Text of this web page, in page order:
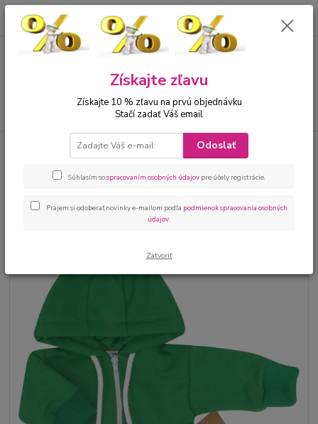
00421 905 612848 za0 €
Kojenecké kombinézy
Kojenecký overal - kombinéza
Kojenecký overal - kombinéza
zelená
Získajte zľavu
Získajte 10 % zľavu na prvú objednávku
Stačí zadať Váš email
Odoslať
Súhlasím sospracovaním osobných údajov pre účely registrácie.
Prajem si odoberať novinky e-mailom podľa podmienok spracovania osobných
údajov.
Zatvoriť